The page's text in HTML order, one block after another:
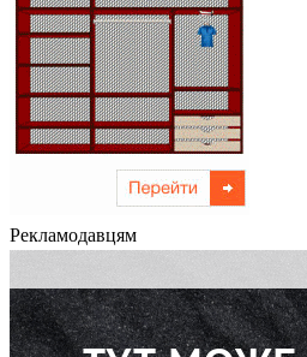
Рекламодавцям